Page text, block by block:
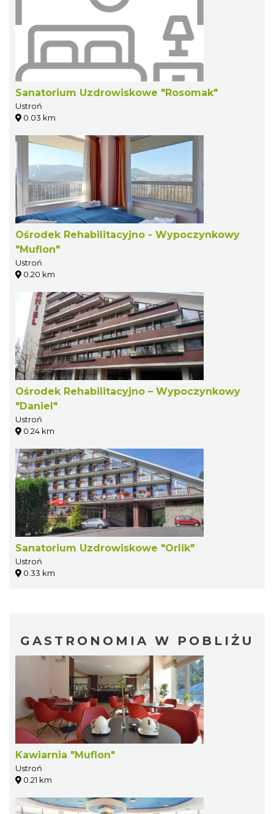
Sanatorium Uzdrowiskowe "Rosomak"
Ustroń
0.03 km
Ośrodek Rehabilitacyjno - Wypoczynkowy
"Muflon"
Ustroń
0.20 km
Ośrodek Rehabilitacyjno – Wypoczynkowy
"Daniel"
Ustroń
0.24 km
Sanatorium Uzdrowiskowe "Orlik"
Ustroń
0.33 km
GASTRONOMIA W POBLIŻU
Kawiarnia "Muflon"
Ustroń
0.21 km